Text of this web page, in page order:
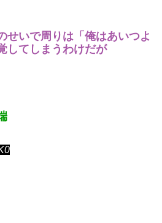
せいで周りは「俺はあいつよ
してしまうわけだが